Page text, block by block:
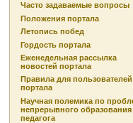
Часто задаваемые вопросы
Положения портала
Летопись побед
Гордость портала
Еженедельная рассылка
новостей портала
Правила для пользователей
портала
Научная полемика по
непрерывного образования
педагога